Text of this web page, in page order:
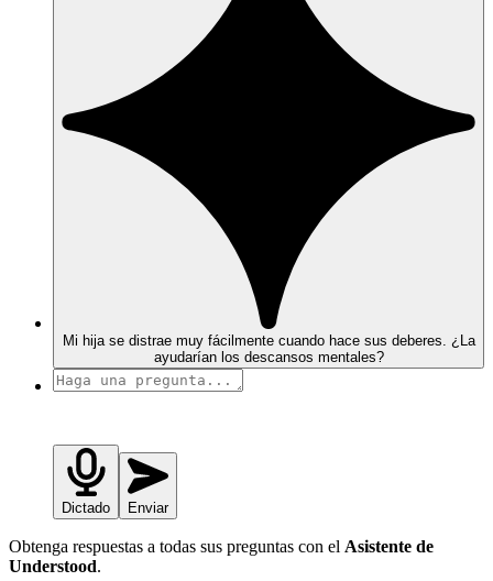
Mi hija se distrae muy fácilmente cuando hace sus deberes. ¿La
ayudarían los descansos mentales?
Dictado Enviar
Obtenga respuestas a todas sus preguntas con el Asistente de
Understood.